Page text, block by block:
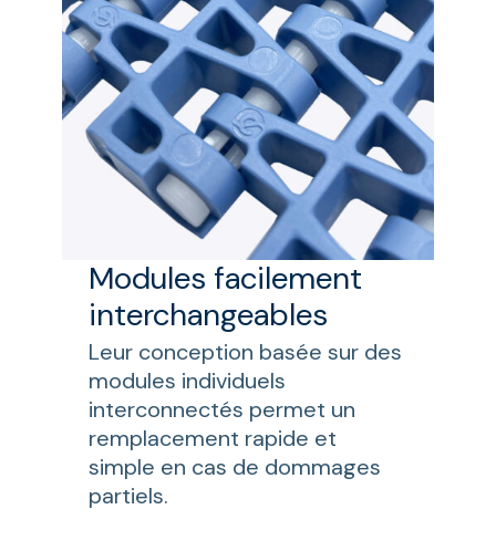
Modules facilement
interchangeables
Leur conception basée sur des
modules individuels
interconnectés permet un
remplacement rapide et
simple en cas de dommages
partiels.